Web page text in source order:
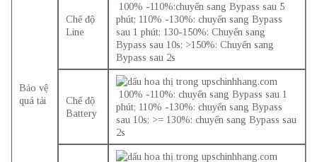
Bảo vệ
quá tải
Chế độ
Line
100% -110%:chuyển sang Bypass sau 5
phút; 110% -130%: chuyển sang Bypass
sau 1 phút; 130-150%: Chuyển sang
Bypass sau 10s; >150%: Chuyển sang
Bypass sau 2s
Chế độ
Battery
100% -110%: chuyển sang Bypass sau 1
phút; 110% -130%: chuyển sang Bypass
sau 10s; >= 130%: chuyển sang Bypass sau
2s